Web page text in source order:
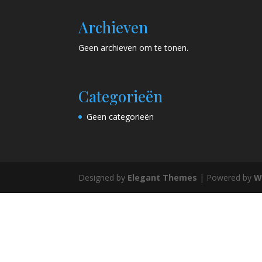
Archieven
Geen archieven om te tonen.
Categorieën
Geen categorieën
Designed by Elegant Themes | Powered by